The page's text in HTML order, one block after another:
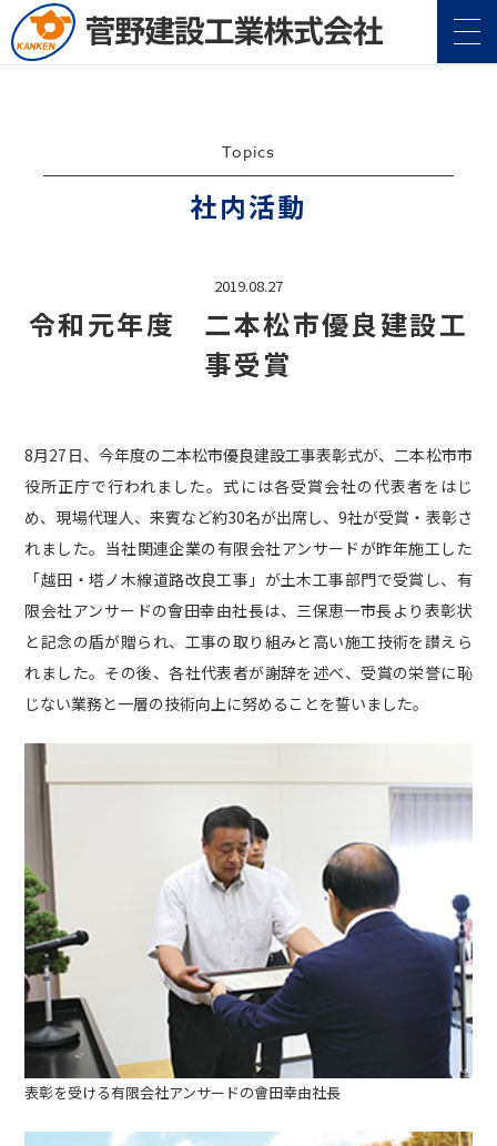
企業情報
事業案内
CSR 地域・社会貢献
Topics 社内活動
お知らせ 広報誌 最新技術の革新
関連リンク プライバシーポリシー
Topics
社内活動
2019.08.27
令和元年度 二本松市優良建設工
事受賞
8月27日、今年度の二本松市優良建設工事表彰式が、二本松市市
役所正庁で行われました。式には各受賞会社の代表者をはじ
め、現場代理人、来賓など約30名が出席し、9社が受賞・表彰さ
れました。当社関連企業の有限会社アンサードが昨年施工した
「越田・塔ノ木線道路改良工事」が土木工事部門で受賞し、有
限会社アンサードの會田幸由社長は、三保恵一市長より表彰状
と記念の盾が贈られ、工事の取り組みと高い施工技術を讃えら
れました。その後、各社代表者が謝辞を述べ、受賞の栄誉に恥
じない業務と一層の技術向上に努めることを誓いました。
表彰を受ける有限会社アンサードの會田幸由社長